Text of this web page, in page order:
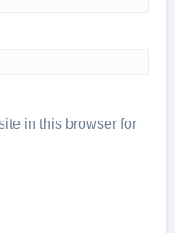
in this browser for